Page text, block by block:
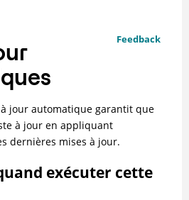
Feedback
jour automatique garantit que
à jour en appliquant
dernières mises à jour.
exécuter cette